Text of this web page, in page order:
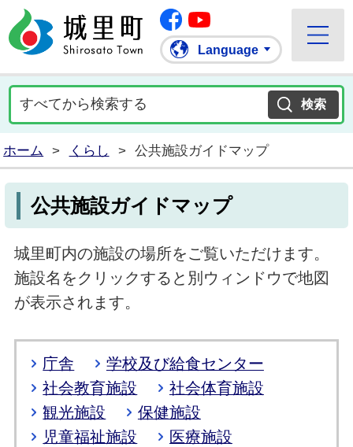
城里町ホームページ
Facebook
Language
ホーム > くらし > 公共施設ガイドマップ
公共施設ガイドマップ
城里町内の施設の場所をご覧いただけます。
施設名をクリックすると別ウィンドウで地図
が表示されます。
庁舎
学校及び給食センター
社会教育施設
社会体育施設
観光施設
保健施設
児童福祉施設
医療施設